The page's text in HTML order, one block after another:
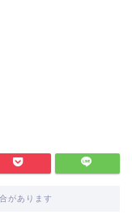
があります